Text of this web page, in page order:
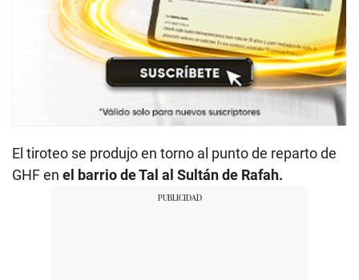
El tiroteo se produjo en torno al punto de reparto de
GHF en el barrio de Tal al Sultán de Rafah.